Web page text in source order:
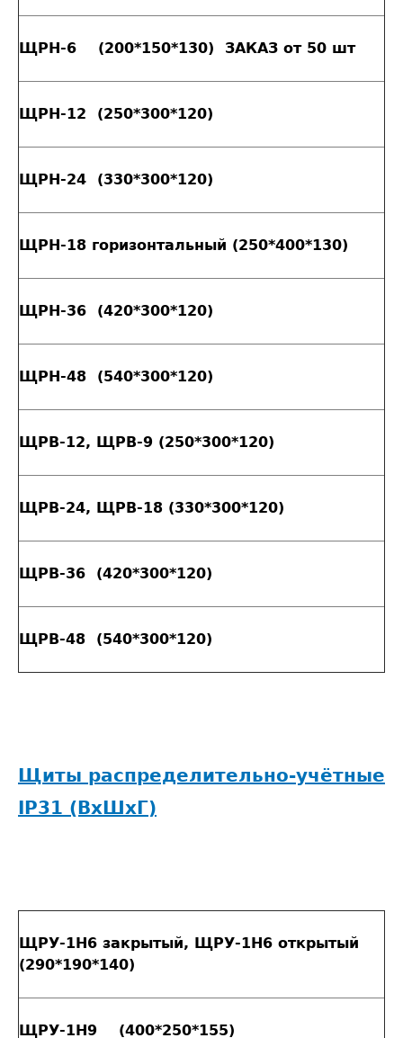
ЩРН-6 (200*150*130) ЗАКАЗ от 50 шт
ЩРН-12 (250*300*120)
ЩРН-24 (330*300*120)
ЩРН-18 горизонтальный (250*400*130)
ЩРН-36 (420*300*120)
ЩРН-48 (540*300*120)
ЩРВ-12, ЩРВ-9 (250*300*120)
ЩРВ-24, ЩРВ-18 (330*300*120)
ЩРВ-36 (420*300*120)
ЩРВ-48 (540*300*120)
Щиты распределительно-учётные
IP31 (ВxШxГ)
ЩРУ-1H6 закрытый, ЩРУ-1H6 открытый
(290*190*140)
ЩРУ-1H9 (400*250*155)